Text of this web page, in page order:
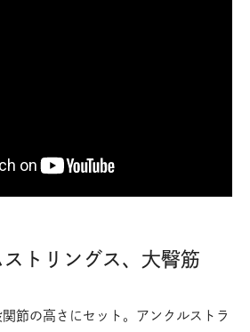
トリングス、大臀筋
節の高さにセット。アンクルストラ